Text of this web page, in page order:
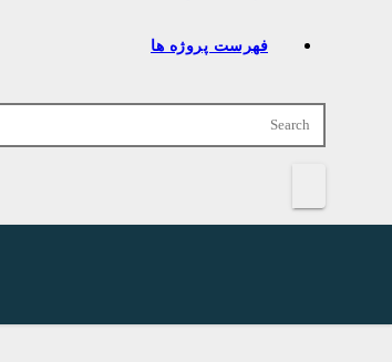
فهرست پروژه ها